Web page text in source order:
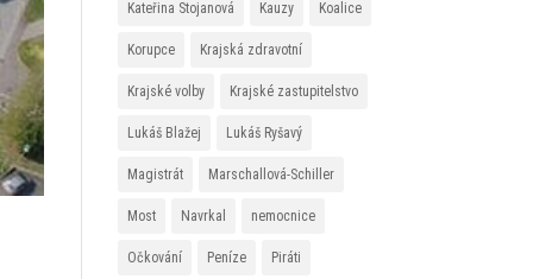
Kateřina Stojanová Kauzy Koalice
Korupce Krajská zdravotní
Krajské volby Krajské zastupitelstvo
Lukáš Blažej Lukáš Ryšavý
Magistrát Marschallová-Schiller
Most Navrkal nemocnice
Očkování Peníze Piráti